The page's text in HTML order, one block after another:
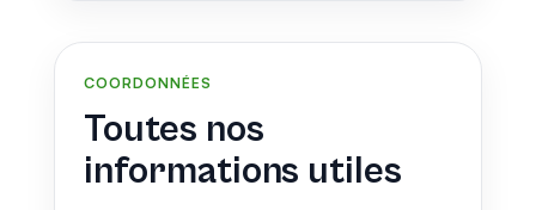
COORDONNÉES
Toutes nos
informations utiles